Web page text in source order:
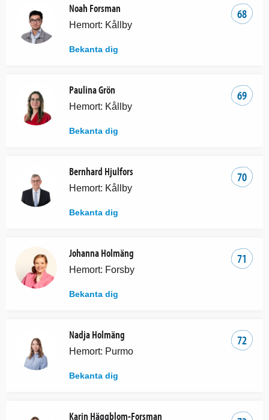
68
Noah Forsman
Hemort: Kållby
Bekanta dig
69
Paulina Grön
Hemort: Kållby
Bekanta dig
70
Bernhard Hjulfors
Hemort: Kållby
Bekanta dig
71
Johanna Holmäng
Hemort: Forsby
Bekanta dig
72
Nadja Holmäng
Hemort: Purmo
Bekanta dig
Karin Häggblom-Forsman